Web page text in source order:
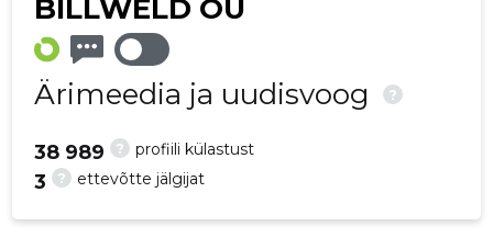
BILLWELD OÜ
Ärimeedia ja uudisvoog ?
? profiili külastust
38 989
? ettevõtte jälgijat
3